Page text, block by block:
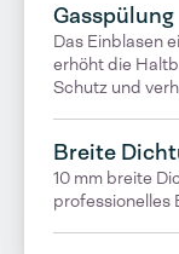
Gasspülung
Das Einblasen
erhöht die
Schutz und
Breite
10 mm breite
professionelles